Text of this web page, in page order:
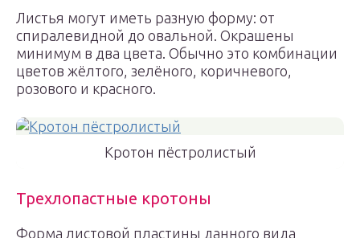
Листья могут иметь разную форму: от
спиралевидной до овальной. Окрашены
минимум в два цвета. Обычно это комбинации
цветов жёлтого, зелёного, коричневого,
розового и красного.
Кротон пёстролистый
Трехлопастные кротоны
Форма листовой пластины данного вида